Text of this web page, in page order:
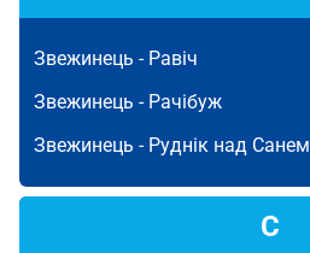
Звежинець - Равіч
Звежинець - Рачібуж
Звежинець - Руднік над Санем
С